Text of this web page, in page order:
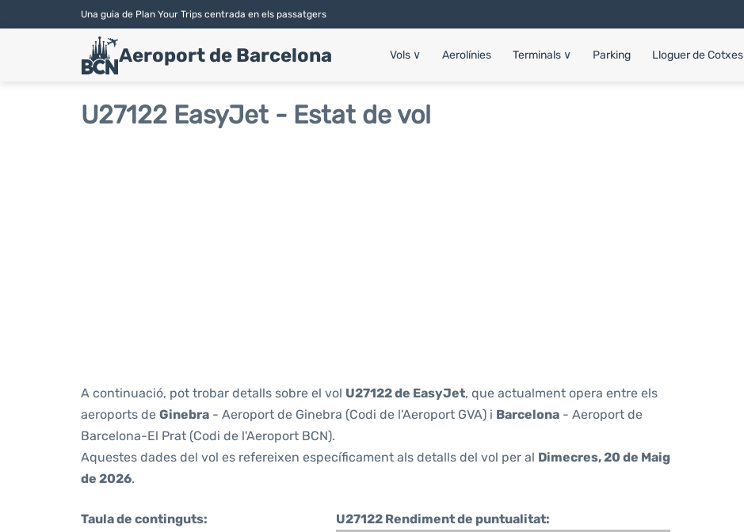
Una guia de Plan Your Trips centrada en els passatgers
Aeroport de Barcelona Vols ∨ Aerolínies Terminals ∨ Parking Lloguer de Cotxes
U27122 EasyJet - Estat de vol
A continuació, pot trobar detalls sobre el vol U27122 de EasyJet, que actualment opera entre els
aeroports de Ginebra - Aeroport de Ginebra (Codi de l'Aeroport GVA) i Barcelona - Aeroport de
Barcelona-El Prat (Codi de l'Aeroport BCN).
Aquestes dades del vol es refereixen específicament als detalls del vol per al Dimecres, 20 de Maig
de 2026.
Taula de continguts:
U27122 Rendiment de puntualitat: